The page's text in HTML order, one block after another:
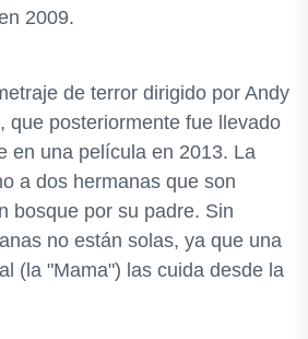
2009.
de terror dirigido por Andy
que posteriormente fue llevado
en una película en 2013. La
a dos hermanas que son
bosque por su padre. Sin
no están solas, ya que una
(la "Mama") las cuida desde la